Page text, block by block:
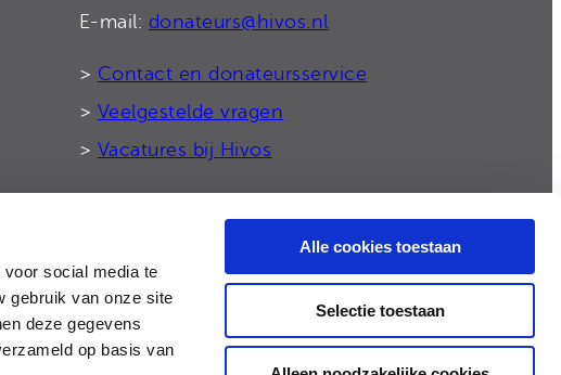
social media te
gebruik van onze site
deze gegevens
op basis van
Alle cookies toestaan
Selectie toestaan
E-mail: donateurs@hivos.nl
> Contact en donateursservice
> Veelgestelde vragen
> Vacatures bij Hivos
© 2026 Hivos